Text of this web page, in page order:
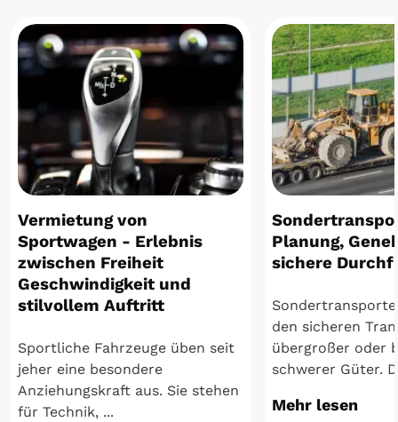
Vermietung von
Sportwagen - Erlebnis
zwischen Freiheit
Geschwindigkeit und
stilvollem Auftritt
Sportliche Fahrzeuge üben seit
jeher eine besondere
Anziehungskraft aus. Sie stehen
für Technik, ...
Planung,
sichere
den sicheren
übergroßer oder
schwerer Güter.
Mehr lesen